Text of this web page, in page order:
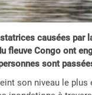
causées par
fleuve Congo ont
sont
son niveau le plus